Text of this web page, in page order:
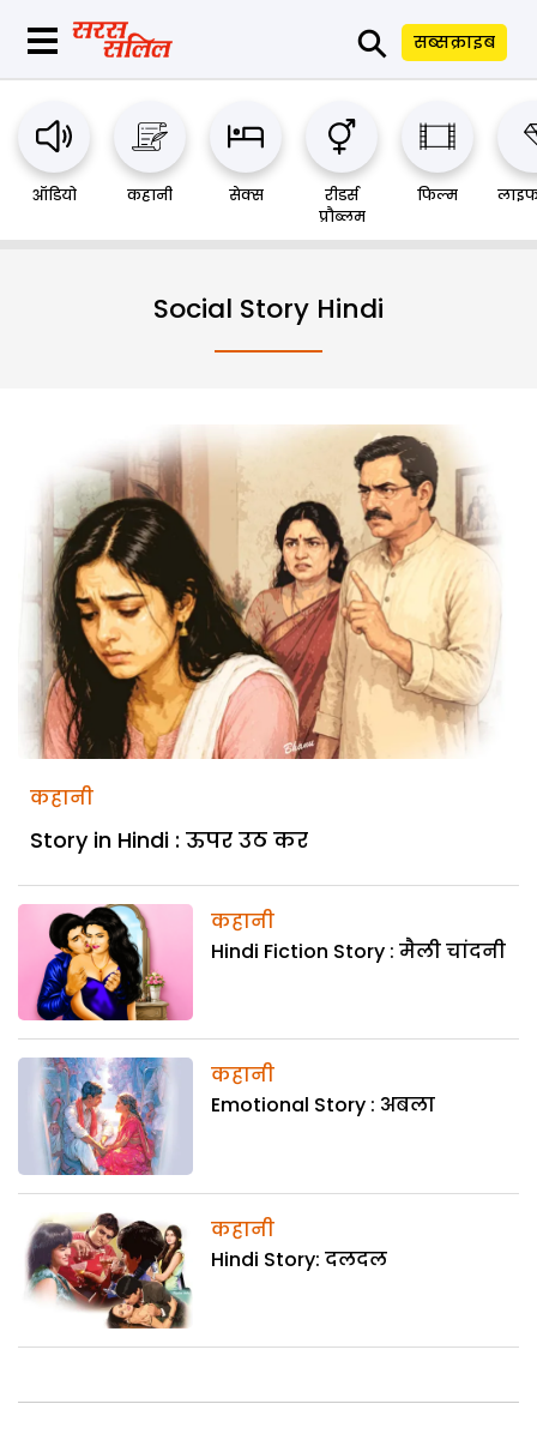
⚲ सब्सक्राइब
ऑडियो कहानी सेक्स
रीडर्स
प्रौब्लम
फिल्म
Social Story Hindi
कहानी
Story in Hindi : ऊपर उठ कर
कहानी
Hindi Fiction Story : मैली चांदनी
कहानी
Emotional Story : अबला
कहानी
Hindi Story: दलदल